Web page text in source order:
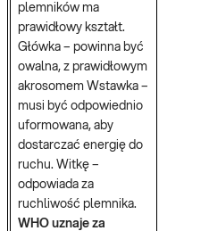
plemników ma
prawidłowy kształt.
Główka – powinna być
owalna, z prawidłowym
akrosomem Wstawka –
musi być odpowiednio
uformowana, aby
dostarczać energię do
ruchu. Witkę –
odpowiada za
ruchliwość plemnika.
WHO uznaje za